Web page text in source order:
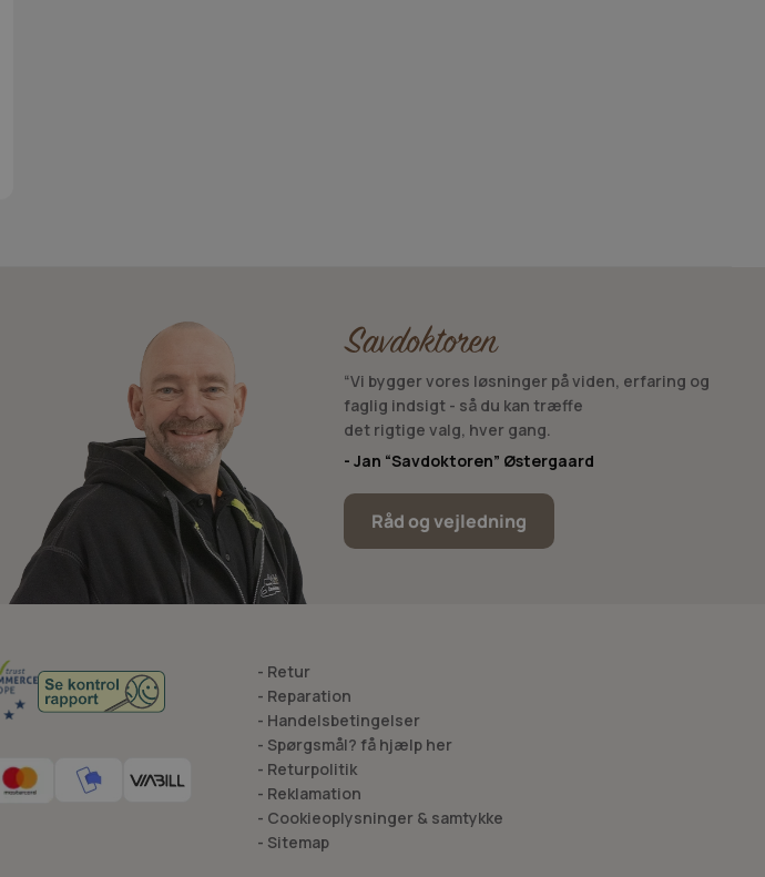
“Vi bygger vores løsninger på viden, erfaring og
faglig indsigt - så du kan træffe
det rigtige valg, hver gang.
- Jan “Savdoktoren” Østergaard
Råd og vejledning
- Retur
- Reparation
- Handelsbetingelser
- Spørgsmål? få hjælp her
- Returpolitik
- Reklamation
- Cookieoplysninger & samtykke
- Sitemap